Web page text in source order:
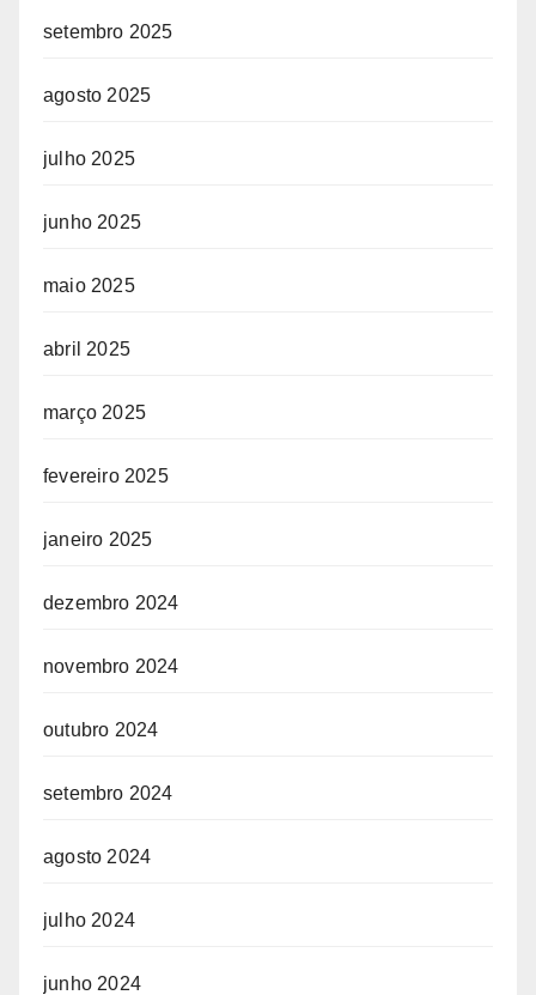
setembro 2025
agosto 2025
julho 2025
junho 2025
maio 2025
abril 2025
março 2025
fevereiro 2025
janeiro 2025
dezembro 2024
novembro 2024
outubro 2024
setembro 2024
agosto 2024
julho 2024
junho 2024